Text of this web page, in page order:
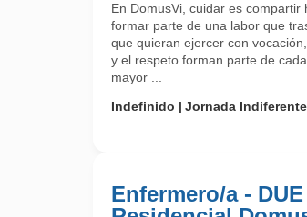
En DomusVi, cuidar es
formar parte de una labor que
que quieran ejercer con
y el respeto forman parte de
mayor ...
Indefinido
Jornada Indiferente
Enfermero/a -